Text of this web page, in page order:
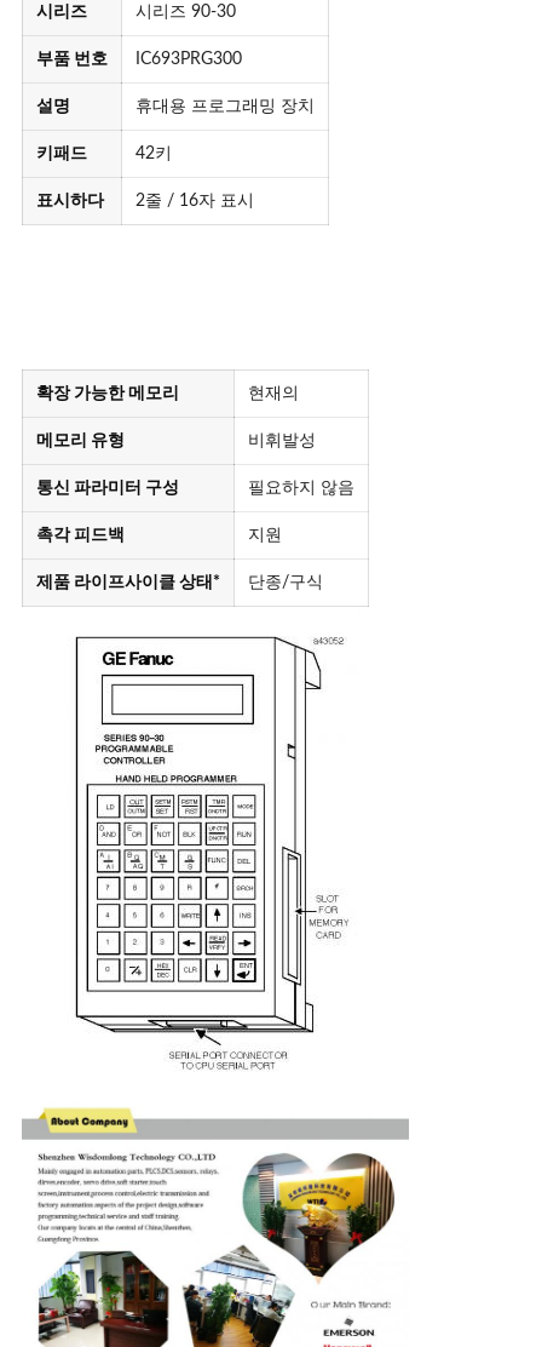
시리즈 시리즈 90-30
부품 번호 IC693PRG300
설명 휴대용 프로그래밍 장치
키패드 42키
표시하다 2줄 / 16자 표시
확장 가능한 메모리 현재의
메모리 유형 비휘발성
통신 파라미터 구성 필요하지 않음
촉각 피드백 지원
제품 라이프사이클 상태* 단종/구식